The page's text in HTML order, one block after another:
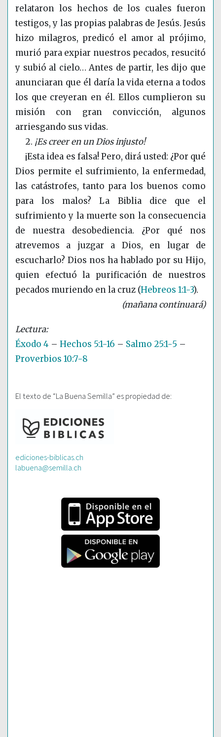
relataron los hechos de los cuales fueron
testigos, y las propias palabras de Jesús. Jesús
hizo milagros, predicó el amor al prójimo,
murió para expiar nuestros pecados, resucitó
y subió al cielo… Antes de partir, les dijo que
anunciaran que él daría la vida eterna a todos
los que creyeran en él. Ellos cumplieron su
misión con gran convicción, algunos
arriesgando sus vidas.
2. ¡Es creer en un Dios injusto!
¡Esta idea es falsa! Pero, dirá usted: ¿Por qué
Dios permite el sufrimiento, la enfermedad,
las catástrofes, tanto para los buenos como
para los malos? La Biblia dice que el
sufrimiento y la muerte son la consecuencia
de nuestra desobediencia. ¿Por qué nos
atrevemos a juzgar a Dios, en lugar de
escucharlo? Dios nos ha hablado por su Hijo,
quien efectuó la purificación de nuestros
pecados muriendo en la cruz (Hebreos 1:1-3).
(mañana continuará)
Éxodo 4 – Hechos 5:1-16 – Salmo 25:1-5 –
Proverbios 10:7-8
El texto de “La Buena Semilla” es propiedad de:
ediciones-biblicas.ch
labuena@semilla.ch